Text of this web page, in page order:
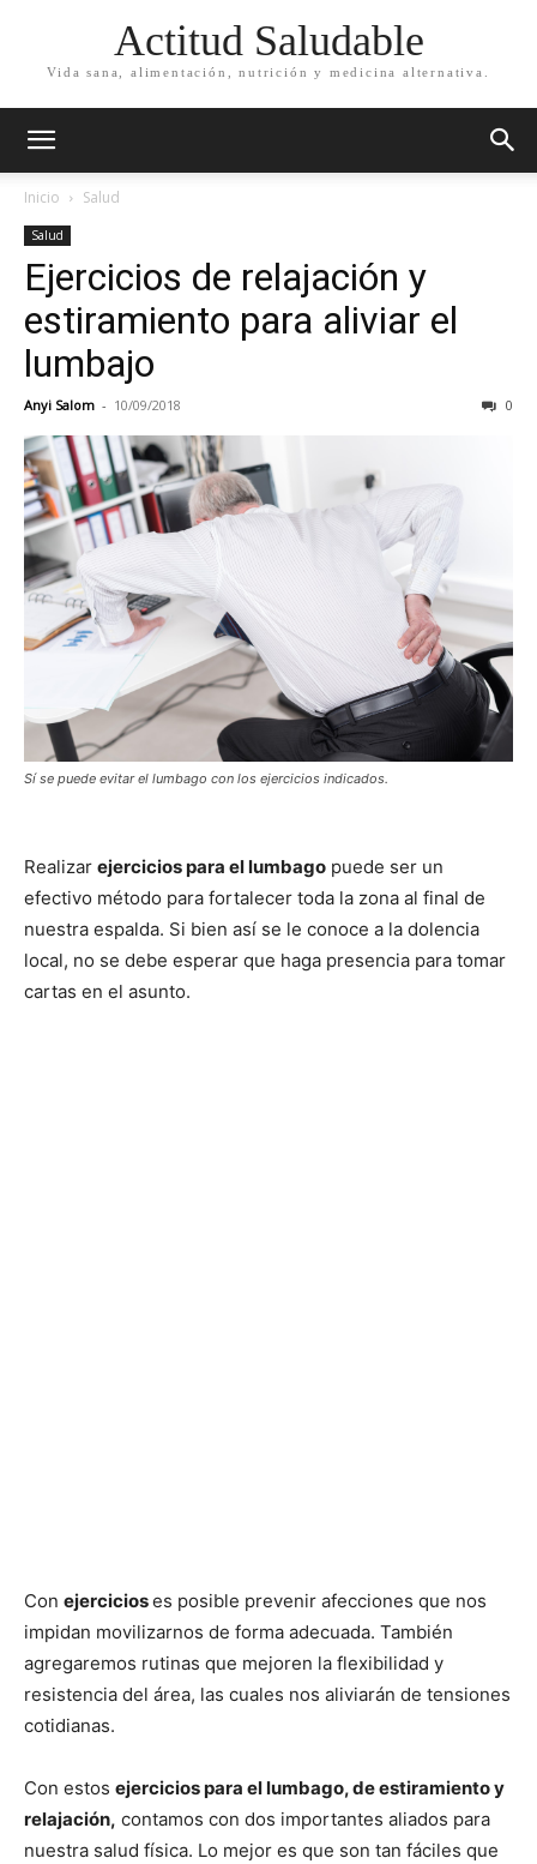
Actitud Saludable
Vida sana, alimentación, nutrición y medicina alternativa.
Inicio Salud
Salud
Ejercicios de relajación y
estiramiento para aliviar el
lumbajo
Anyi Salom - 10/09/2018 0
Sí se puede evitar el lumbago con los ejercicios indicados.
Realizar ejercicios para el lumbago puede ser un
efectivo método para fortalecer toda la zona al final de
nuestra espalda. Si bien así se le conoce a la dolencia
local, no se debe esperar que haga presencia para tomar
cartas en el asunto.
Con ejercicioses posible prevenir afecciones que nos
impidan movilizarnos de forma adecuada. También
agregaremos rutinas que mejoren la flexibilidad y
resistencia del área, las cuales nos aliviarán de tensiones
cotidianas.
Con estos ejercicios para el lumbago, de estiramiento y
relajación, contamos con dos importantes aliados para
nuestra salud física. Lo mejor es que son tan fáciles que